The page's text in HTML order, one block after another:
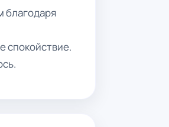
благодаря
спокойствие.